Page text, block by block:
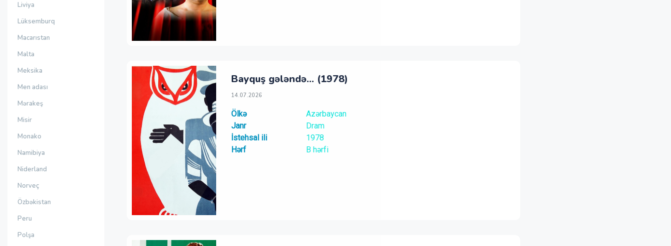
Liviya
Lüksemburq
Macarıstan
Malta
Meksika
Men adası
Mərakeş
Misir
Monako
Namibiya
Niderland
Norveç
Özbəkistan
Peru
Polşa
Bayquş gələndə... (1978)
14.07.2026
Ölkə
Azərbaycan
Janr
Dram
İstehsal ili
1978
Hərf
B hərfi